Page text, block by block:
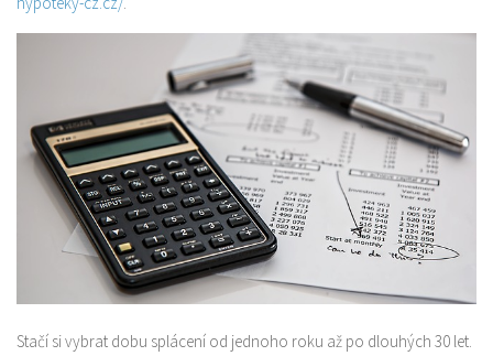
Produkty
Stačí si vybrat dobu splácení od jednoho roku až po dlouhých 30 let.